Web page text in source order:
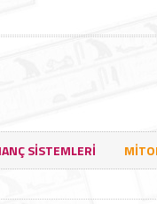
SISTEMLERI